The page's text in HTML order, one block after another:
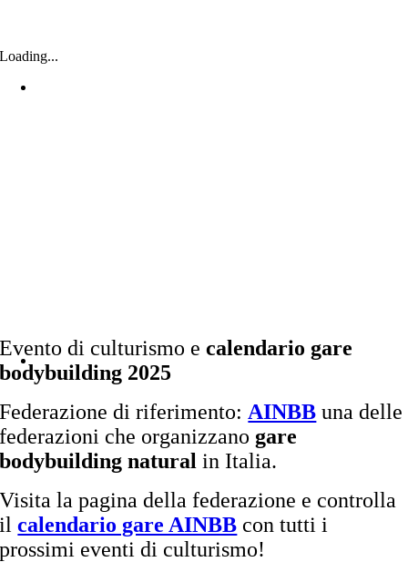
Loading...
Evento di culturismo ecalendario gare
bodybuilding 2025
Federazione di riferimento: AINBB una delle
federazioni che organizzano gare
bodybuilding naturalin Italia.
Visita la pagina della federazione e controlla
ilcalendario gare AINBB con tutti i
prossimi eventi di culturismo!